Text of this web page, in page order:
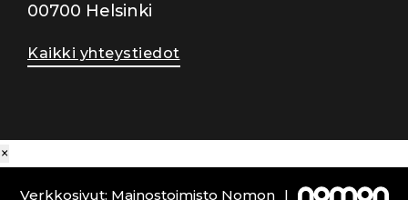
00700 Helsinki
Kaikki yhteystiedot
×
Verkkosivut: Mainostoimisto Nomon |